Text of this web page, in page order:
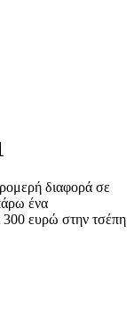
διαφορά σε
ένα
300 ευρώ στην τσέπη